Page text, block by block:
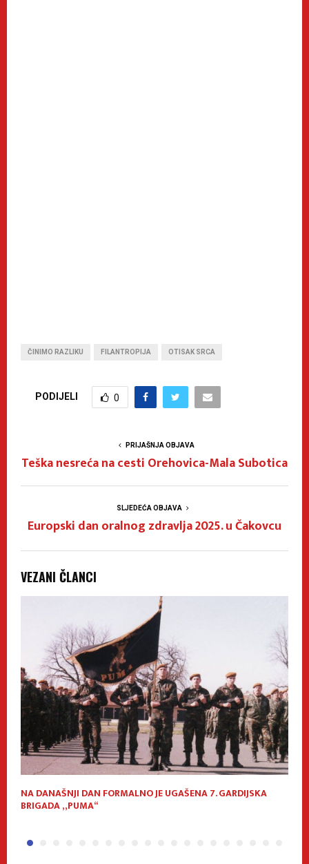
ČINIMO RAZLIKU FILANTROPIJA OTISAK SRCA
PODIJELI 0
PRIJAŠNJA OBJAVA
Teška nesreća na cesti Orehovica-Mala Subotica
SLJEDEĆA OBJAVA
Europski dan oralnog zdravlja 2025. u Čakovcu
VEZANI ČLANCI
NA DANAŠNJI DAN FORMALNO JE UGAŠENA 7. GARDIJSKA
BRIGADA „PUMA“